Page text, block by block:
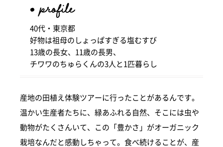
40代・東京都
好物は祖母のしょっぱすぎる塩むすび
13歳の長女、11歳の長男、
チワワのちゅらくんの3人と1匹暮らし
産地の田植え体験ツアーに行ったことがあるんです。
温かい生産者たちに、緑あふれる自然、そこには虫や
動物がたくさんいて、この「豊かさ」がオーガニック
栽培なんだと感動しちゃって。食べ続けることが、産